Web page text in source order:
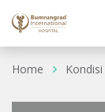
Home